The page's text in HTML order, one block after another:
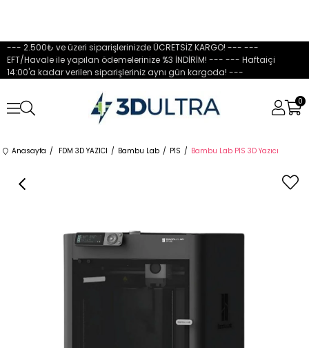
--- 2.500₺ ve üzeri siparişlerinizde ÜCRETSİZ KARGO! --- ---
EFT/Havale ile yapılan ödemelerinize %3 İNDİRİM! --- --- Haftaiçi
14:00'a kadar verilen siparişleriniz aynı gün kargoda! ---
0
Anasayfa FDM 3D YAZICI Bambu Lab P1S Bambu Lab P1S 3D Yazıcı